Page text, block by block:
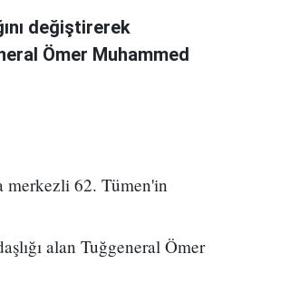
değiştirerek
Ömer Muhammed
merkezli 62. Tümen'in
alan Tuğgeneral Ömer